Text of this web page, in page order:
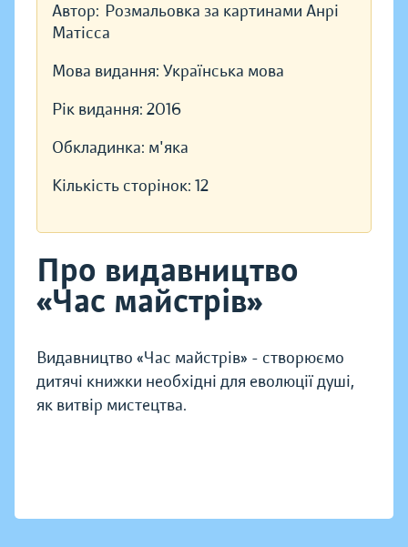
Автор: Розмальовка за картинами Анрі
Матісса
Мова видання: Українська мова
Рік видання: 2016
Обкладинка: м'яка
Кількість сторінок: 12
Про видавництво
«Час майстрів»
Видавництво «Час майстрів» - створюємо
дитячі книжки необхідні для еволюції душі,
як витвір мистецтва.